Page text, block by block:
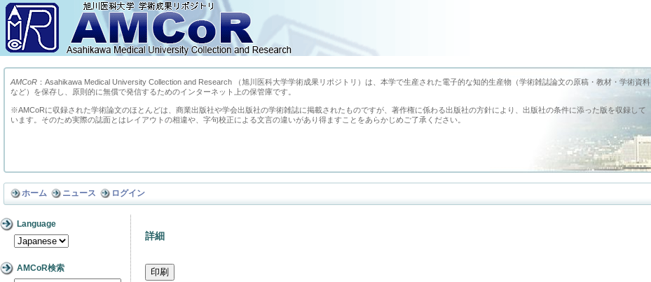
AMCoR ：Asahikawa Medical University Collection and Research （旭川医科大学学術成果リポジトリ）は、本学で生産された電子的な知的生産物（学術雑誌論文の原稿・教材・学術資料
など）を保存し、原則的に無償で発信するためのインターネット上の保管庫です。
※AMCoRに収録された学術論文のほとんどは、商業出版社や学会出版社の学術雑誌に掲載されたものですが、著作権に係わる出版社の方針により、出版社の条件に添った版を収録して
います。そのため実際の誌面とはレイアウトの相違や、字句校正による文言の違いがあり得ますことをあらかじめご了承ください。
ホーム ニュース ログイン
Language
AMCoR検索
詳細